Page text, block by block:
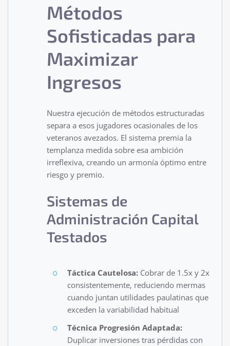
Métodos
Sofisticadas para
Maximizar
Ingresos
Nuestra ejecución de métodos estructuradas
separa a esos jugadores ocasionales de los
veteranos avezados. El sistema premia la
templanza medida sobre esa ambición
irreflexiva, creando un armonía óptimo entre
riesgo y premio.
Sistemas de
Administración Capital
Testados
Táctica Cautelosa: Cobrar de 1.5x y 2x
consistentemente, reduciendo mermas
cuando juntan utilidades paulatinas que
exceden la variabilidad habitual
Técnica Progresión Adaptada:
Duplicar inversiones tras pérdidas con